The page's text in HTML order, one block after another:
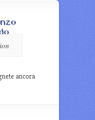
ancora